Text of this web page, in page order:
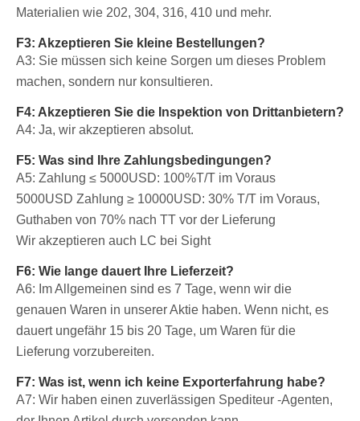
Materialien wie 202, 304, 316, 410 und mehr.
F3: Akzeptieren Sie kleine Bestellungen?
A3: Sie müssen sich keine Sorgen um dieses Problem
machen, sondern nur konsultieren.
F4: Akzeptieren Sie die Inspektion von Drittanbietern?
A4: Ja, wir akzeptieren absolut.
F5: Was sind Ihre Zahlungsbedingungen?
A5: Zahlung ≤ 5000USD: 100%T/T im Voraus
5000USD Zahlung ≥ 10000USD: 30% T/T im Voraus,
Guthaben von 70% nach TT vor der Lieferung
Wir akzeptieren auch LC bei Sight
F6: Wie lange dauert Ihre Lieferzeit?
A6: Im Allgemeinen sind es 7 Tage, wenn wir die
genauen Waren in unserer Aktie haben. Wenn nicht, es
dauert ungefähr 15 bis 20 Tage, um Waren für die
Lieferung vorzubereiten.
F7: Was ist, wenn ich keine Exporterfahrung habe?
A7: Wir haben einen zuverlässigen Spediteur -Agenten,